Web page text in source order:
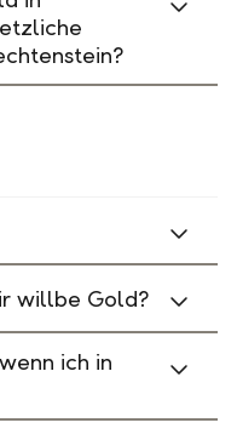
willbe Gold?
ich in